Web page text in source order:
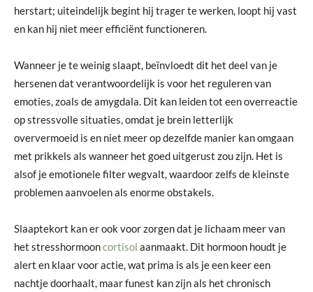
herstart; uiteindelijk begint hij trager te werken, loopt hij vast
en kan hij niet meer efficiënt functioneren.
Wanneer je te weinig slaapt, beïnvloedt dit het deel van je
hersenen dat verantwoordelijk is voor het reguleren van
emoties, zoals de amygdala. Dit kan leiden tot een overreactie
op stressvolle situaties, omdat je brein letterlijk
oververmoeid is en niet meer op dezelfde manier kan omgaan
met prikkels als wanneer het goed uitgerust zou zijn. Het is
alsof je emotionele filter wegvalt, waardoor zelfs de kleinste
problemen aanvoelen als enorme obstakels.
Slaaptekort kan er ook voor zorgen dat je lichaam meer van
het stresshormooncortisol aanmaakt. Dit hormoon houdt je
alert en klaar voor actie, wat prima is als je een keer een
nachtje doorhaalt, maar funest kan zijn als het chronisch